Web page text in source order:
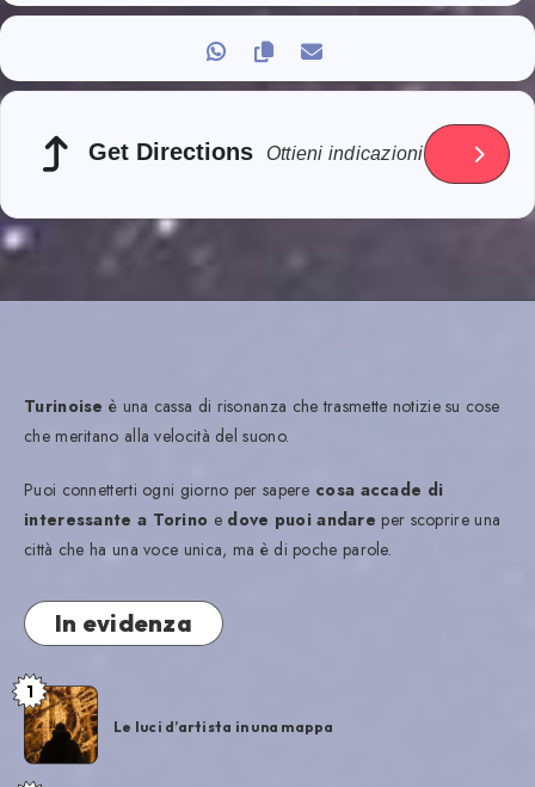
Get Directions
Turinoise è una cassa di risonanza che trasmette notizie su cose
che meritano alla velocità del suono.
Puoi connetterti ogni giorno per sapere cosa accade di
interessante a Torino e dove puoi andare per scoprire una
città che ha una voce unica, ma è di poche parole.
In evidenza
1
Le luci d’artista in una mappa